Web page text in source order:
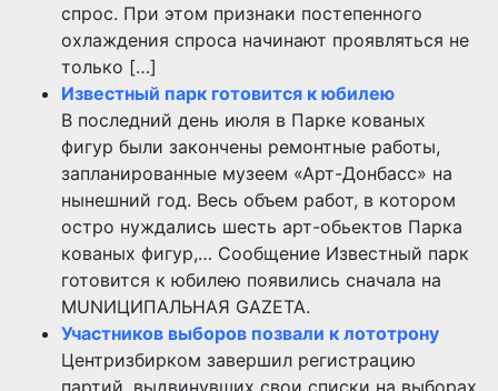
спрос. При этом признаки постепенного
охлаждения спроса начинают проявляться не
только […]
Известный парк готовится к юбилею
В последний день июля в Парке кованых
фигур были закончены ремонтные работы,
запланированные музеем «Арт-Донбасс» на
нынешний год. Весь объем работ, в котором
остро нуждались шесть арт-обьектов Парка
кованых фигур,… Сообщение Известный парк
готовится к юбилею появились сначала на
MUNИЦИПАЛЬНАЯ GAZЕТА.
Участников выборов позвали к лототрону
Центризбирком завершил регистрацию
партий, выдвинувших свои списки на выборах